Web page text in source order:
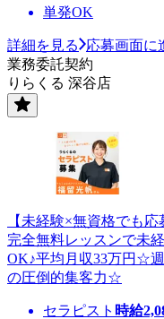
単発OK
詳細を見る
応募画面に
業務委託契約
りらくる 深谷店
【未経験×無資格でも
完全無料レッスンで未
OK♪平均月収33万円☆
の圧倒的集客力☆
セラピスト 時給